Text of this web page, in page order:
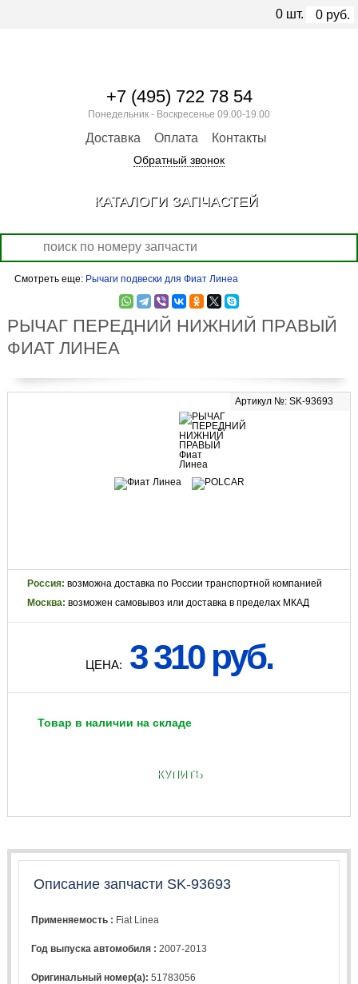
Смотреть еще: Рычаги подвески для Фиат Линеа
РЫЧАГ ПЕРЕДНИЙ НИЖНИЙ ПРАВЫЙ
ФИАТ ЛИНЕА
Артикул №: SK-93693
Россия: возможна доставка по России транспортной компанией
Москва: возможен самовывоз или доставка в пределах МКАД
ЦЕНА: 3 310 руб.
Товар в наличии на складе
КУПИТЬ
Описание запчасти SK-93693
Применяемость : Fiat Linea
Год выпуска автомобиля :2007-2013
Оригинальный номер(а):51783056
+7 (495) 722 78 54
Понедельник - Воскресенье 09.00-19.00
Доставка Оплата Контакты
Обратный звонок
0 шт. 0 руб.
КАТАЛОГИ ЗАПЧАСТЕЙ